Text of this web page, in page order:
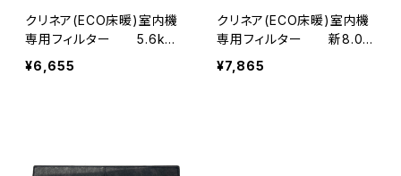
クリネア(ECO床暖)室内機
専用フィルター 5.6kW
タイプ
¥6,655
クリネア(ECO床暖)室内機
専用フィルター 新8.0k
Wタイプ
¥7,865